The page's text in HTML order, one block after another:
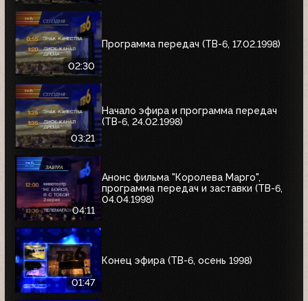
02:30
Программа передач (ТВ-6, 17.02.1998)
03:21
Начало эфира и программа передач
(ТВ-6, 24.02.1998)
04:11
Анонс фильма "Королева Марго",
программа передач и заставки (ТВ-6,
04.04.1998)
01:47
Конец эфира (ТВ-6, осень 1998)